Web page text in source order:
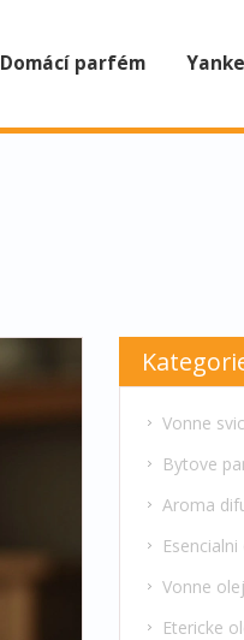
Domácí parfém
Vonne
Bytove
Aroma
Vonne
Etericke